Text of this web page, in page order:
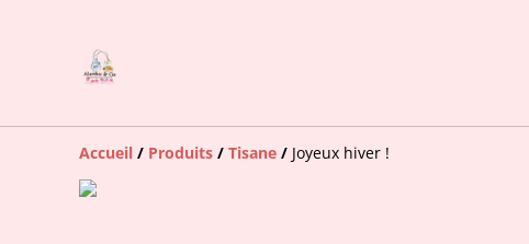
Accueil / Produits / Tisane / Joyeux hiver !